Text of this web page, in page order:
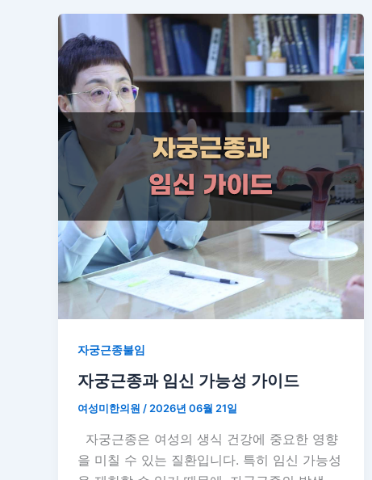
자궁근종불임
자궁근종과 임신 가능성 가이드
여성미한의원 / 2026년 06월 21일
자궁근종은 여성의 생식 건강에 중요한 영향
을 미칠 수 있는 질환입니다. 특히 임신 가능성